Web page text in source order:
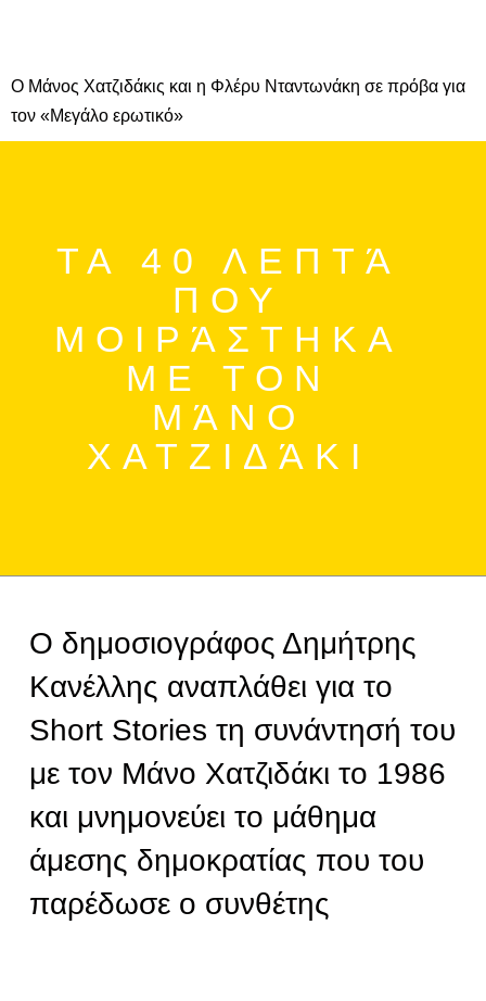
Ο Μάνος Χατζιδάκις και η Φλέρυ Νταντωνάκη σε πρόβα για
τον «Μεγάλο ερωτικό»
ΤΑ 40 ΛΕΠΤΆ
ΠΟΥ
ΜΟΙΡΆΣΤΗΚΑ
ΜΕ ΤΟΝ
ΜΆΝΟ
ΧΑΤΖΙΔΆΚΙ
PUBLISHED
15•04•2024
Ο δημοσιογράφος Δημήτρης
Κανέλλης αναπλάθει για το
Short Stories τη συνάντησή του
με τον Μάνο Χατζιδάκι το 1986
και μνημονεύει το μάθημα
άμεσης δημοκρατίας που του
παρέδωσε ο συνθέτης